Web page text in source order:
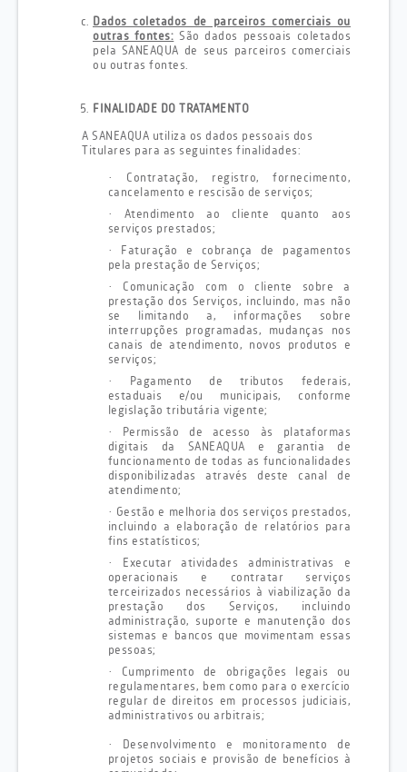
Dados coletados de parceiros comerciais ou
outras fontes: São dados pessoais coletados
pela SANEAQUA de seus parceiros comerciais
ou outras fontes.
FINALIDADE DO TRATAMENTO
A SANEAQUA utiliza os dados pessoais dos
Titulares para as seguintes finalidades:
·
Contratação, registro, fornecimento,
cancelamento e rescisão de serviços;
·
Atendimento ao cliente quanto aos
serviços prestados;
·
Faturação e cobrança de pagamentos
pela prestação de Serviços;
·
Comunicação com o cliente sobre a
prestação dos Serviços, incluindo, mas não
se limitando a, informações sobre
interrupções programadas, mudanças nos
canais de atendimento, novos produtos e
serviços;
·
Pagamento de tributos federais,
estaduais e/ou municipais, conforme
legislação tributária vigente;
·
Permissão de acesso às plataformas
digitais da SANEAQUA e garantia de
funcionamento de todas as funcionalidades
disponibilizadas através deste canal de
atendimento;
· Gestão e melhoria dos serviços prestados,
incluindo a elaboração de relatórios para
fins estatísticos;
·
Executar atividades administrativas e
operacionais e contratar serviços
terceirizados necessários à viabilização da
prestação dos Serviços, incluindo
administração, suporte e manutenção dos
sistemas e bancos que movimentam essas
pessoas;
·
Cumprimento de obrigações legais ou
regulamentares, bem como para o exercício
regular de direitos em processos judiciais,
administrativos ou arbitrais;
·
Desenvolvimento e monitoramento de
projetos sociais e provisão de benefícios à